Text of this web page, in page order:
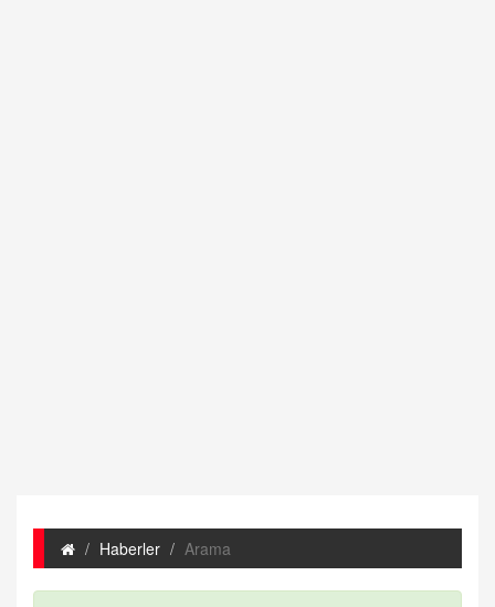
Haberler Arama